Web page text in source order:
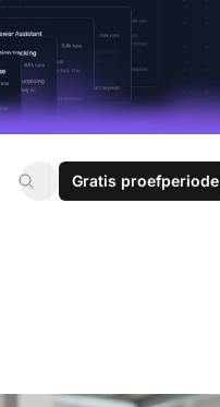
Gratis proefperiode